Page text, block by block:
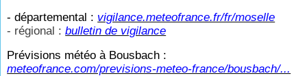
- départemental : vigilance.meteofrance.fr/fr/moselle
- régional :bulletin de vigilance
Prévisions météo à Bousbach :
meteofrance.com/previsions-meteo-france/bousbach/...